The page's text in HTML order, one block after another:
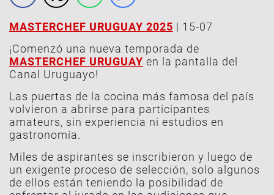
MASTERCHEF URUGUAY 2025 | 15-07
¡Comenzó una nueva temporada de
MASTERCHEF URUGUAY en la pantalla del
Canal Uruguayo!
Las puertas de la cocina más famosa del país
volvieron a abrirse para participantes
amateurs, sin experiencia ni estudios en
gastronomía.
Miles de aspirantes se inscribieron y luego de
un exigente proceso de selección, solo algunos
de ellos están teniendo la posibilidad de